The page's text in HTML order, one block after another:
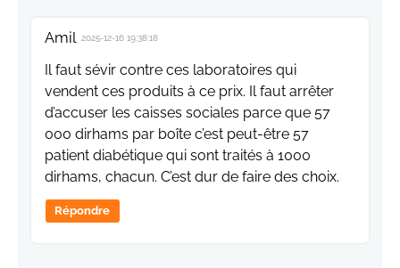
Amil 2025-12-16 19:38:18
Il faut sévir contre ces laboratoires qui
vendent ces produits à ce prix. Il faut arrêter
d’accuser les caisses sociales parce que 57
000 dirhams par boîte c’est peut-être 57
patient diabétique qui sont traités à 1000
dirhams, chacun. C’est dur de faire des choix.
Répondre